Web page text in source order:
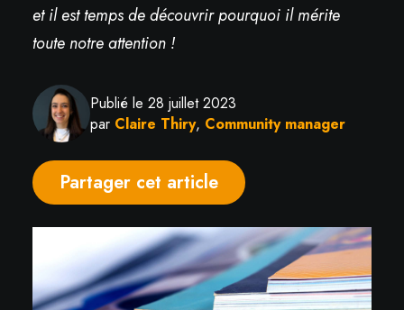
et il est temps de découvrir pourquoi il mérite
toute notre attention !
Publié le 28 juillet 2023
par Claire Thiry, Community manager
Partager cet article